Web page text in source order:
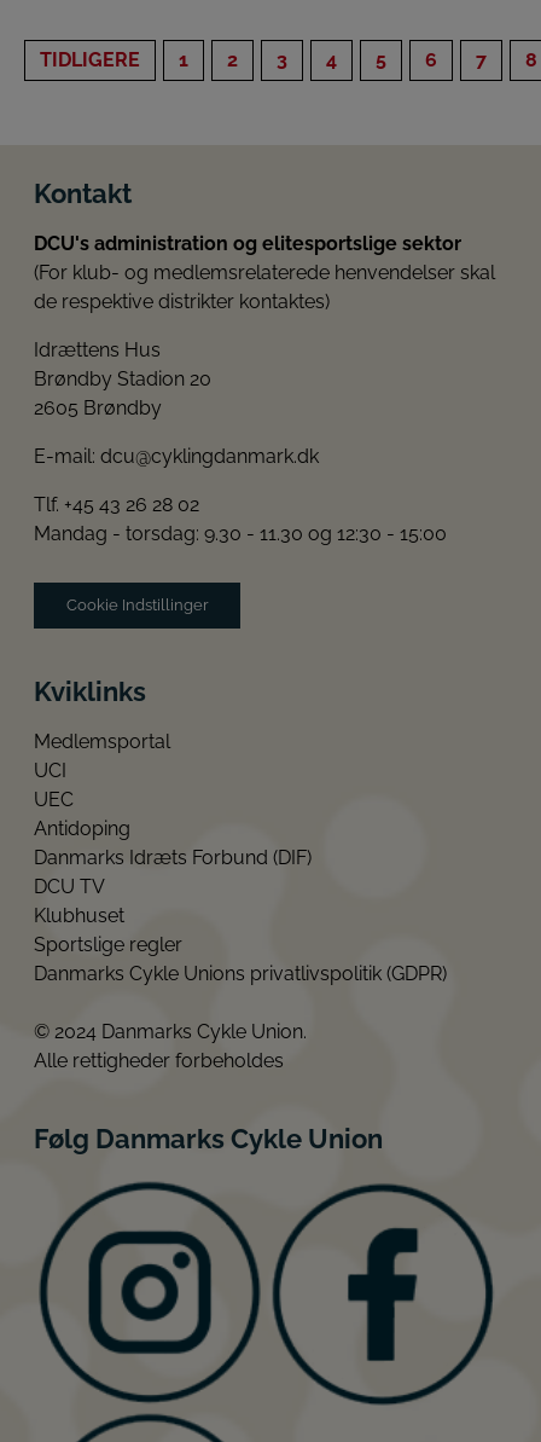
TIDLIGERE 1 2 3 4 5 6 7 8
Kontakt
DCU's administration og elitesportslige sektor
(For klub- og medlemsrelaterede henvendelser skal
de respektive distrikter kontaktes)
Idrættens Hus
Brøndby Stadion 20
2605 Brøndby
E-mail: dcu@cyklingdanmark.dk
Tlf. +45 43 26 28 02
Mandag - torsdag: 9.30 - 11.30 og 12:30 - 15:00
Cookie Indstillinger
Kviklinks
Medlemsportal
UCI
UEC
Antidoping
Danmarks Idræts Forbund (DIF)
DCU TV
Klubhuset
Sportslige regler
Danmarks Cykle Unions privatlivspolitik (GDPR)
© 2024 Danmarks Cykle Union.
Alle rettigheder forbeholdes
Følg Danmarks Cykle Union